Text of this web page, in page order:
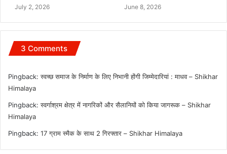
July 2, 2026 June 8, 2026
3 Comments
Pingback:स्वच्छ समाज के निर्माण के लिए निभानी होंगी जिम्मेदारियां : माधव – Shikhar
Himalaya
Pingback:स्वर्गाश्रम क्षेत्र में नागरिकों और सैलानियों को किया जागरूक – Shikhar
Himalaya
Pingback: 17 ग्राम स्मैक के साथ 2 गिरफ्तार – Shikhar Himalaya